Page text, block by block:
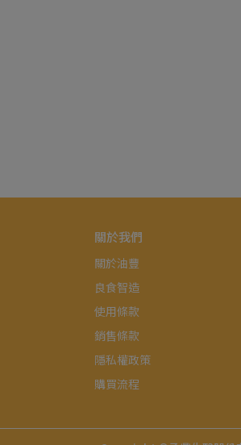
關於我們
關於油豐
良食智造
使用條款
銷售條款
隱私權政策
購買流程